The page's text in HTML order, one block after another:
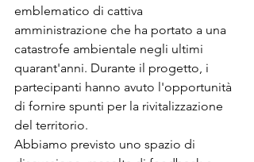
emblematico di cattiva
amministrazione che ha portato a una
catastrofe ambientale negli ultimi
quarant'anni. Durante il progetto, i
partecipanti hanno avuto l'opportunità
di fornire spunti per la rivitalizzazione
del territorio.
Abbiamo previsto uno spazio di